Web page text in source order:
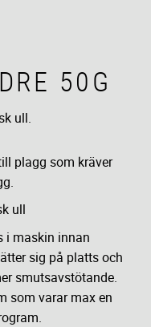
50G
ull.
plagg som kräver
ull
i maskin innan
sig på platts och
smutsavstötande.
som varar max en